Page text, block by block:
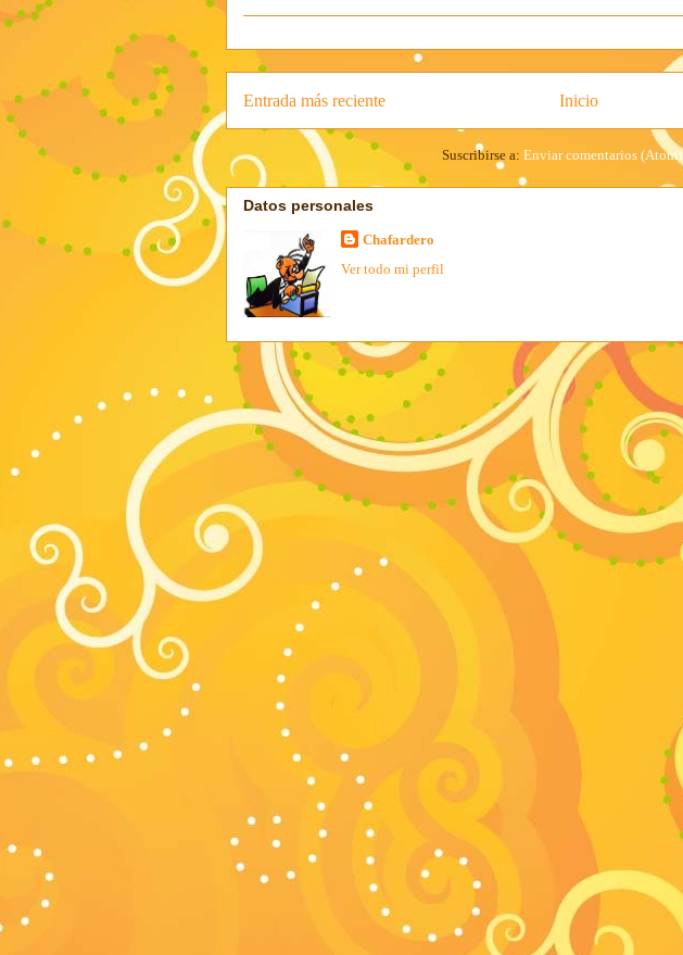
Entrada más reciente Inicio
Suscribirse a: Enviar comentarios (Atom)
Datos personales
Chafardero
Ver todo mi perfil